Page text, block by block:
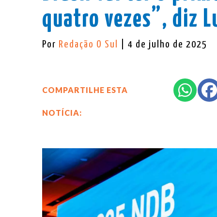
quatro vezes”, diz
Por Redação O Sul | 4 de julho de 2025
COMPARTILHE ESTA
NOTÍCIA: